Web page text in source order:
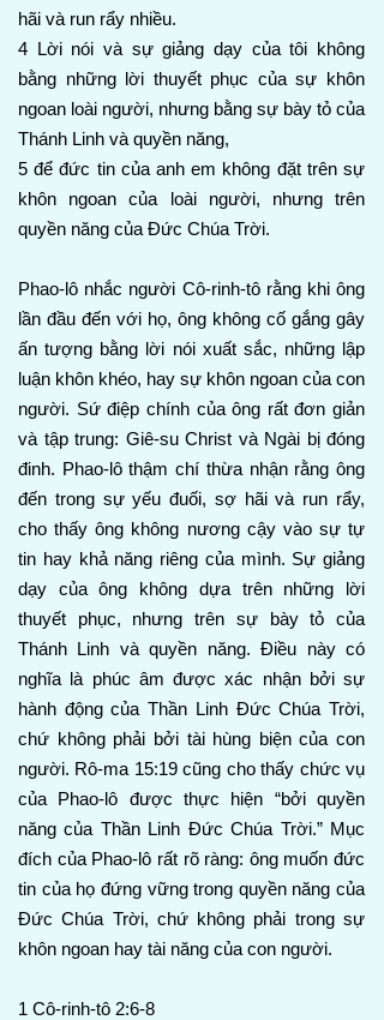
hãi và run rẩy nhiều.
4 Lời nói và sự giảng dạy của tôi không
bằng những lời thuyết phục của sự khôn
ngoan loài người, nhưng bằng sự bày tỏ của
Thánh Linh và quyền năng,
5 để đức tin của anh em không đặt trên sự
khôn ngoan của loài người, nhưng trên
quyền năng của Đức Chúa Trời.
Phao-lô nhắc người Cô-rinh-tô rằng khi ông
lần đầu đến với họ, ông không cố gắng gây
ấn tượng bằng lời nói xuất sắc, những lập
luận khôn khéo, hay sự khôn ngoan của con
người. Sứ điệp chính của ông rất đơn giản
và tập trung: Giê-su Christ và Ngài bị đóng
đinh. Phao-lô thậm chí thừa nhận rằng ông
đến trong sự yếu đuối, sợ hãi và run rẩy,
cho thấy ông không nương cậy vào sự tự
tin hay khả năng riêng của mình. Sự giảng
dạy của ông không dựa trên những lời
thuyết phục, nhưng trên sự bày tỏ của
Thánh Linh và quyền năng. Điều này có
nghĩa là phúc âm được xác nhận bởi sự
hành động của Thần Linh Đức Chúa Trời,
chứ không phải bởi tài hùng biện của con
người. Rô-ma 15:19 cũng cho thấy chức vụ
của Phao-lô được thực hiện “bởi quyền
năng của Thần Linh Đức Chúa Trời.” Mục
đích của Phao-lô rất rõ ràng: ông muốn đức
tin của họ đứng vững trong quyền năng của
Đức Chúa Trời, chứ không phải trong sự
khôn ngoan hay tài năng của con người.
1 Cô-rinh-tô 2:6-8